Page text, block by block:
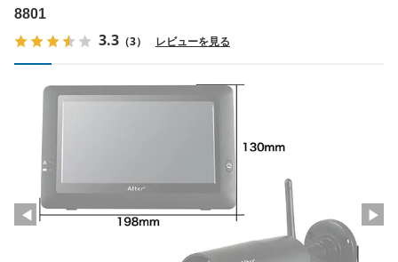
8801
3.3 （3） レビューを見る
◀ ▶